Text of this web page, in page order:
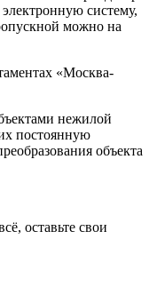
систему,
можно на
«Москва-
нежилой
постоянную
объекта
оставьте свои